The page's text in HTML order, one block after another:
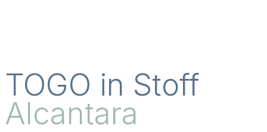
TOGO in Stoff
Alcantara